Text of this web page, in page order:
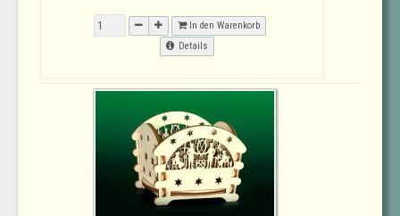
In den Warenkorb
Details